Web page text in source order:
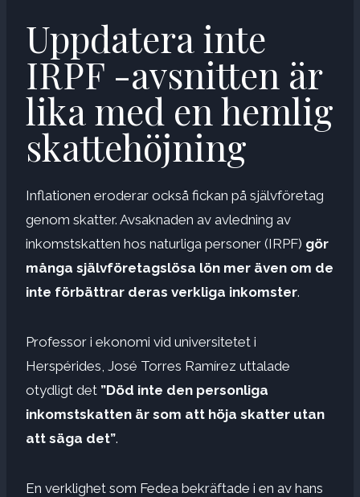
Uppdatera inte
IRPF -avsnitten är
lika med en hemlig
skattehöjning
Inflationen eroderar också fickan på självföretag
genom skatter. Avsaknaden av avledning av
inkomstskatten hos naturliga personer (IRPF) gör
många självföretagslösa lön mer även om de
inte förbättrar deras verkliga inkomster.
Professor i ekonomi vid universitetet i
Herspérides, José Torres Ramírez uttalade
otydligt det ”Död inte den personliga
inkomstskatten är som att höja skatter utan
att säga det”.
En verklighet som Fedea bekräftade i en av hans